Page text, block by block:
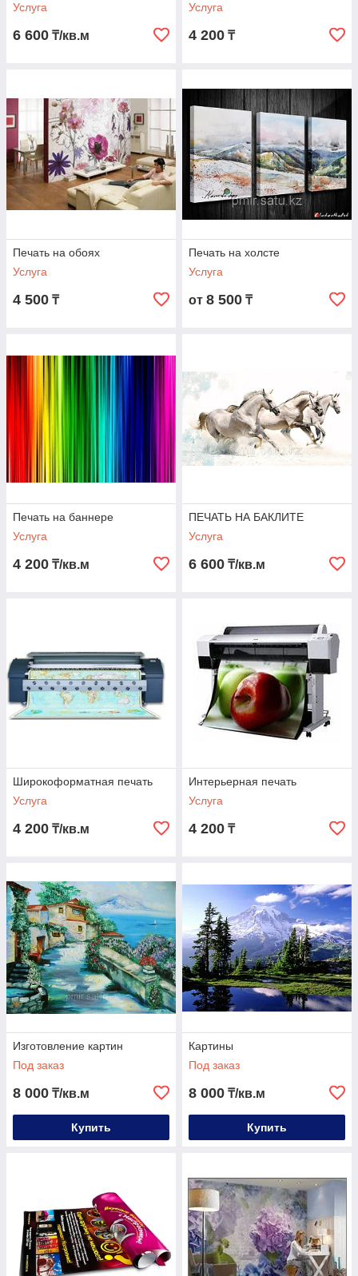
Услуга
6 600 ₸/кв.м
Услуга
4 200 ₸
Печать на обоях
Услуга
4 500 ₸
Печать на холсте
Услуга
от 8 500 ₸
Печать на баннере
Услуга
4 200 ₸/кв.м
ПЕЧАТЬ НА БАКЛИТЕ
Услуга
6 600 ₸/кв.м
Широкоформатная печать
Услуга
4 200 ₸/кв.м
Интерьерная печать
Услуга
4 200 ₸
Изготовление картин
Под заказ
8 000 ₸/кв.м
Купить
Картины
Под заказ
8 000 ₸/кв.м
Купить